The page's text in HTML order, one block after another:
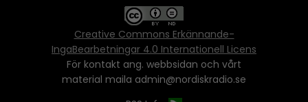
Creative Commons Erkännande-
IngaBearbetningar 4.0 Internationell Licens
För kontakt ang. webbsidan och vårt
material maila admin@nordiskradio.se